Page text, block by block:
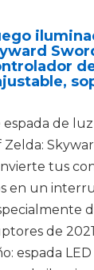
espada de
Zelda:
tus
en un
de
espada